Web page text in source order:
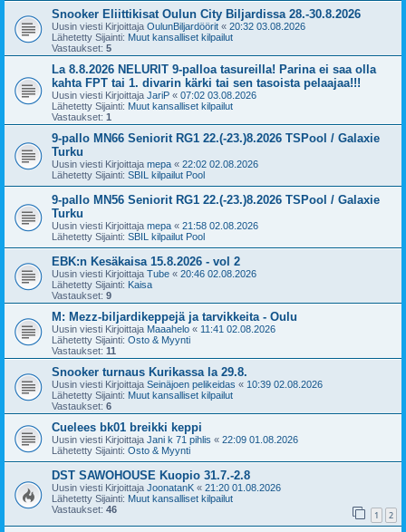
Snooker Eliittikisat Oulun City Biljardissa 28.-30.8.2026
Uusin viesti Kirjoittaja OulunBiljardöörit « 20:32 03.08.2026
Lähetetty Sijainti: Muut kansalliset kilpailut
Vastaukset: 5
La 8.8.2026 NELURIT 9-palloa tasureilla! Parina ei saa olla
kahta FPT tai 1. divarin kärki tai sen tasoista pelaajaa!!!
Uusin viesti Kirjoittaja JariP « 07:02 03.08.2026
Lähetetty Sijainti: Muut kansalliset kilpailut
Vastaukset: 1
9-pallo MN66 Seniorit RG1 22.(-23.)8.2026 TSPool / Galaxie
Turku
Uusin viesti Kirjoittaja mepa « 22:02 02.08.2026
Lähetetty Sijainti: SBIL kilpailut Pool
9-pallo MN56 Seniorit RG1 22.(-23.)8.2026 TSPool / Galaxie
Turku
Uusin viesti Kirjoittaja mepa « 21:58 02.08.2026
Lähetetty Sijainti: SBIL kilpailut Pool
EBK:n Kesäkaisa 15.8.2026 - vol 2
Uusin viesti Kirjoittaja Tube « 20:46 02.08.2026
Lähetetty Sijainti: Kaisa
Vastaukset: 9
M: Mezz-biljardikeppejä ja tarvikkeita - Oulu
Uusin viesti Kirjoittaja Maaahelo « 11:41 02.08.2026
Lähetetty Sijainti: Osto & Myynti
Vastaukset: 11
Snooker turnaus Kurikassa la 29.8.
Uusin viesti Kirjoittaja Seinäjoen pelikeidas « 10:39 02.08.2026
Lähetetty Sijainti: Muut kansalliset kilpailut
Vastaukset: 6
Cuelees bk01 breikki keppi
Uusin viesti Kirjoittaja Jani k 71 pihlis « 22:09 01.08.2026
Lähetetty Sijainti: Osto & Myynti
DST SAWOHOUSE Kuopio 31.7.-2.8
Uusin viesti Kirjoittaja JoonatanK « 21:20 01.08.2026
Lähetetty Sijainti: Muut kansalliset kilpailut
Vastaukset: 46 1 2